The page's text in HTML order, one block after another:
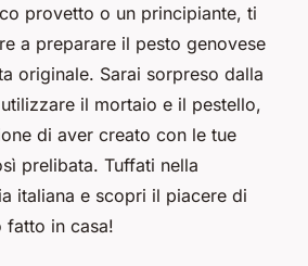
provetto o un principiante, ti
a preparare il pesto genovese
originale. Sarai sorpreso dalla
il mortaio e il pestello,
di aver creato con le tue
prelibata. Tuffati nella
italiana e scopri il piacere di
fatto in casa!